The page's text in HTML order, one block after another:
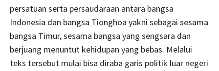
persatuan serta persaudaraan antara bangsa
Indonesia dan bangsa Tionghoa yakni sebagai sesama
bangsa Timur, sesama bangsa yang sengsara dan
berjuang menuntut kehidupan yang bebas. Melalui
teks tersebut mulai bisa diraba garis politik luar negeri